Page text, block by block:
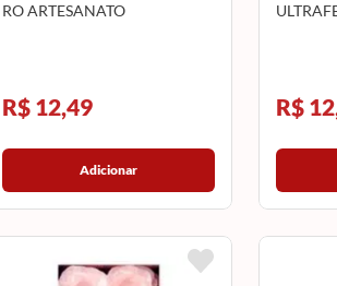
RO ARTESANATO
R$ 12,49
Adicionar
R$